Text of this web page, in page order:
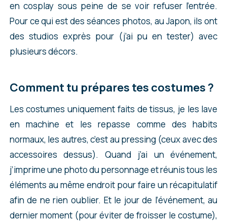
en cosplay sous peine de se voir refuser l’entrée.
Pour ce qui est des séances photos, au Japon, ils ont
des studios exprès pour (j’ai pu en tester) avec
plusieurs décors.
Comment tu prépares tes costumes ?
Les costumes uniquement faits de tissus, je les lave
en machine et les repasse comme des habits
normaux, les autres, c’est au pressing (ceux avec des
accessoires dessus). Quand j’ai un événement,
j’imprime une photo du personnage et réunis tous les
éléments au même endroit pour faire un récapitulatif
afin de ne rien oublier. Et le jour de l’événement, au
dernier moment (pour éviter de froisser le costume),